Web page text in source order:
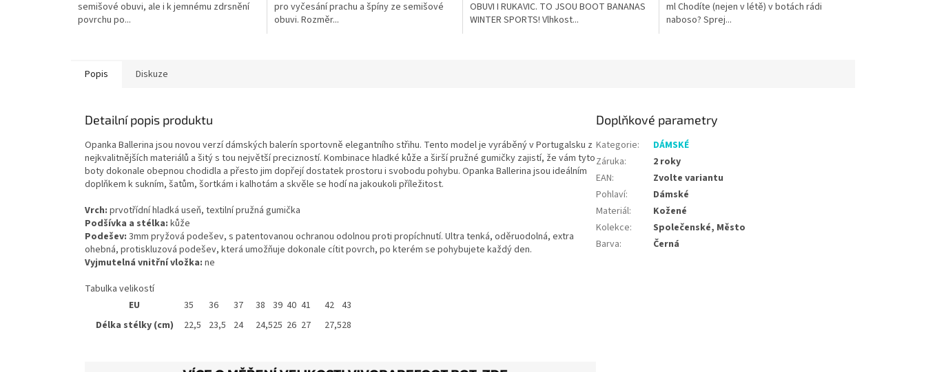
semišové obuvi, ale i k jemnému zdrsnění
povrchu po...
pro vyčesání prachu a špíny ze semišové
obuvi. Rozměr...
OBUVI I RUKAVIC. TO JSOU BOOT BANANAS
WINTER SPORTS! Vlhkost...
ml Chodíte (nejen v létě) v botách rádi
naboso? Sprej...
Popis Diskuze
Detailní popis produktu
Opanka Ballerina jsou novou verzí dámských balerín sportovně elegantního střihu. Tento model je vyráběný v Portugalsku z
nejkvalitnějších materiálů a šitý s tou největší precizností. Kombinace hladké kůže a širší pružné gumičky zajistí, že vám tyto
boty dokonale obepnou chodidla a přesto jim dopřejí dostatek prostoru i svobodu pohybu. Opanka Ballerina jsou ideálním
doplňkem k sukním, šatům, šortkám i kalhotám a skvěle se hodí na jakoukoli příležitost.
Vrch: prvotřídní hladká useň, textilní pružná gumička
Podšívka a stélka: kůže
Podešev: 3mm pryžová podešev, s patentovanou ochranou odolnou proti propíchnutí. Ultra tenká, oděruodolná, extra
ohebná, protiskluzová podešev, která umožňuje dokonale cítit povrch, po kterém se pohybujete každý den.
Vyjmutelná vnitřní vložka: ne
Tabulka velikostí
EU
35 36 37 38 39 40 41 42 43
Délka stélky (cm)
22,5 23,5 24 24,525 26 27 27,528
Doplňkové parametry
Kategorie:
DÁMSKÉ
Záruka:
2 roky
EAN:
Zvolte variantu
Pohlaví:
Dámské
Materiál:
Kožené
Kolekce:
Společenské, Město
Barva: Černá